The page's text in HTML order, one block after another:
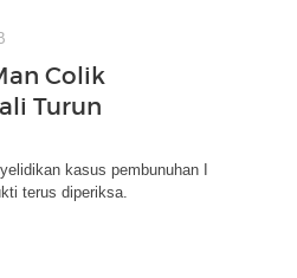
Colik
Turun
kasus pembunuhan I
terus diperiksa.